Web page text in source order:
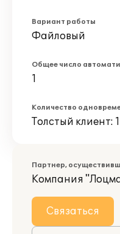
Вариант работы
Файловый
Общее число
1
Количество
Толстый клиент: 1
Партнер,
Компания
Связаться